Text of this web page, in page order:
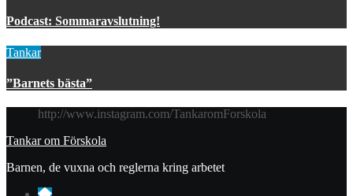
Podcast: Sommaravslutning!
Tankar
”Barnets bästa”
http://www.instagram.com/TankaromForskola
Tankar om Förskola
Barnen, de vuxna och reglerna kring arbetet